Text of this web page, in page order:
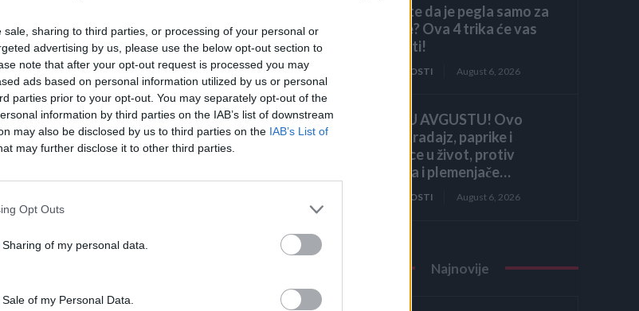
sale, sharing to third parties, or processing of your personal or
advertising by us, please use the below opt-out section to
note that after your opt-out request is processed you may
ads based on personal information utilized by us or personal
parties prior to your opt-out. You may separately opt-out of the
information by third parties on the IAB’s list of downstream
may also be disclosed by us to third parties on the IAB’s List of
may further disclose it to other third parties.
Opt Outs
of my personal data.
of my Personal Data.
Mislite da je pegla samo za
peglanje? Ova 4 trika će vas
iznenaditi!
ZANIMLJIVOSTI August 6, 2026
HITNO U AVGUSTU! Ovo
vraća paradajz, paprike i
krastavce u život, protiv
štetočina i plemenjače…
ZANIMLJIVOSTI August 6, 2026
Najnovije